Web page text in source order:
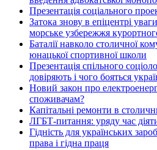
Презентація соціального
Затока знову в епіцентрі
морське узбережжя
Баталії навколо столичної
юнацької спортивної школи
Презентація спільного
довіряють і чого бояться
Новий закон про
споживачам?
Капітальні ремонти в
ЛГБТ-питання: уряду час
Гідність для українських
права і гідна праця